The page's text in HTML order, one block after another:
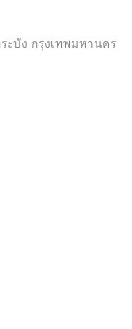
ะบัง กรุงเทพมหานคร